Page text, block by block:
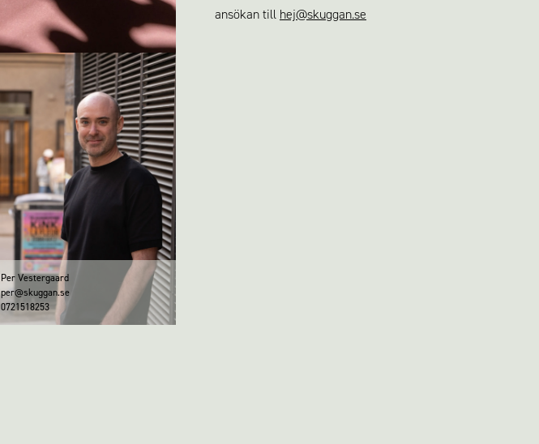
ansökan till hej@skuggan.se
Per Vestergaard
per@skuggan.se
0721518253